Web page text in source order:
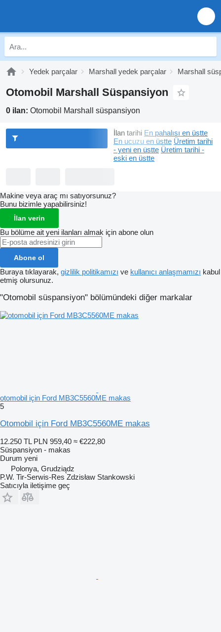
Yedek parçalar Marshall yedek parçalar Marshall
Otomobil Marshall Süspansiyon
0 ilan: Otomobil Marshall süspansiyon
İlan tarihi En pahalısı en üstte
En ucuzu en üstte Üretim tarihi
- yeni en üstte Üretim tarihi -
eski en üstte
Makine veya araç mı satıyorsunuz?
Bunu bizimle yapabilirsiniz!
İlan verin
Bu bölüme ait yeni ilanları almak için abone olun
Abone ol
Buraya tıklayarak, gizlilik politikamızı ve kullanıcı anlaşmamızı kabul
etmiş olursunuz.
"Otomobil süspansiyon" bölümündeki diğer markalar
otomobil için Ford MB3C5560ME makas
5
Otomobil için Ford MB3C5560ME makas
12.250 TL PLN 959,40 ≈ €222,80
Süspansiyon - makas
Durum yeni
Polonya, Grudziądz
P.W. Tir-Serwis-Res Zdzisław Stankowski
Satıcıyla iletişime geç